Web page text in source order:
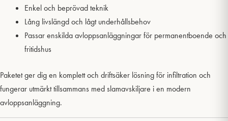
Enkel och beprövad teknik
Lång livslängd och lågt underhållsbehov
Passar enskilda avloppsanläggningar för permanentboende och
fritidshus
Paketet ger dig en komplett och driftsäker lösning för infiltration och
fungerar utmärkt tillsammans med slamavskiljare i en modern
avloppsanläggning.